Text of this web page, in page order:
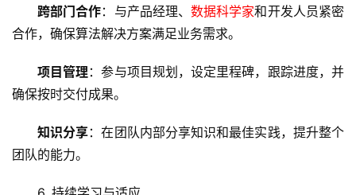
务
虚
跨部门合作：与产品经理、数据科学家和开发人员紧密
合作，确保算法解决方案满足业务需求。
项目管理 ：参与项目规划，设定里程碑，跟踪进度，并
确保按时交付成果。
知识分享：在团队内部分享知识和最佳实践，提升整个
团队的能力。